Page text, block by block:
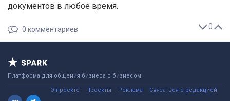
документов в любое время.
0
0 комментариев
Платформа для общения бизнеса с бизнесом
О проекте Проекты Реклама Связаться с редакцией